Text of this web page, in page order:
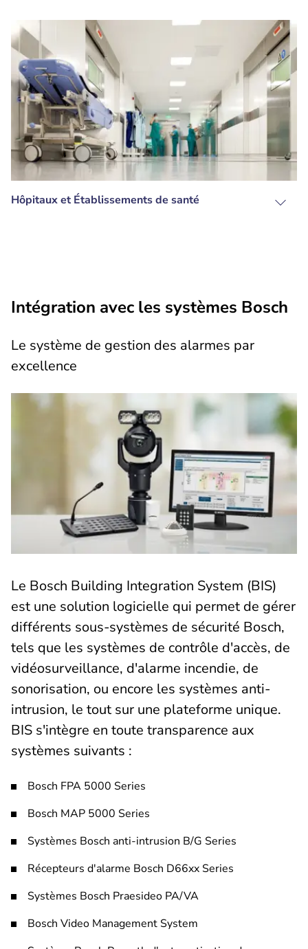
Hôpitaux et Établissements de santé
Intégration avec les systèmes Bosch
Le système de gestion des alarmes par
excellence
Le Bosch Building Integration System (BIS)
est une solution logicielle qui permet de gérer
différents sous-systèmes de sécurité Bosch,
tels que les systèmes de contrôle d'accès, de
vidéosurveillance, d'alarme incendie, de
sonorisation, ou encore les systèmes anti-
intrusion, le tout sur une plateforme unique.
BIS s'intègre en toute transparence aux
systèmes suivants :
Bosch FPA 5000 Series
Bosch MAP 5000 Series
Systèmes Bosch anti-intrusion B/G Series
Récepteurs d'alarme Bosch D66xx Series
Systèmes Bosch Praesideo PA/VA
Bosch Video Management System